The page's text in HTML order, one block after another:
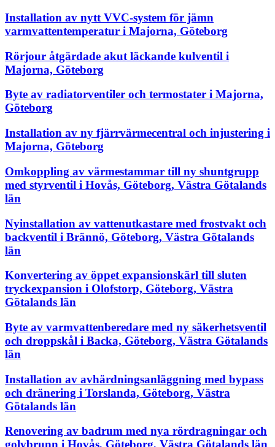
Installation av nytt VVC-system för jämn
varmvattentemperatur i Majorna, Göteborg
Rörjour åtgärdade akut läckande kulventil i
Majorna, Göteborg
Byte av radiatorventiler och termostater i Majorna,
Göteborg
Installation av ny fjärrvärmecentral och injustering i
Majorna, Göteborg
Omkoppling av värmestammar till ny shuntgrupp
med styrventil i Hovås, Göteborg, Västra Götalands
län
Nyinstallation av vattenutkastare med frostvakt och
backventil i Brännö, Göteborg, Västra Götalands
län
Konvertering av öppet expansionskärl till sluten
tryckexpansion i Olofstorp, Göteborg, Västra
Götalands län
Byte av varmvattenberedare med ny säkerhetsventil
och droppskål i Backa, Göteborg, Västra Götalands
län
Installation av avhärdningsanläggning med bypass
och dränering i Torslanda, Göteborg, Västra
Götalands län
Renovering av badrum med nya rördragningar och